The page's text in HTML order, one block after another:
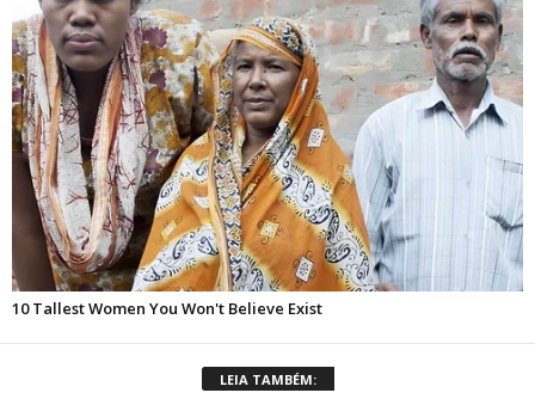
LEIA TAMBÉM: